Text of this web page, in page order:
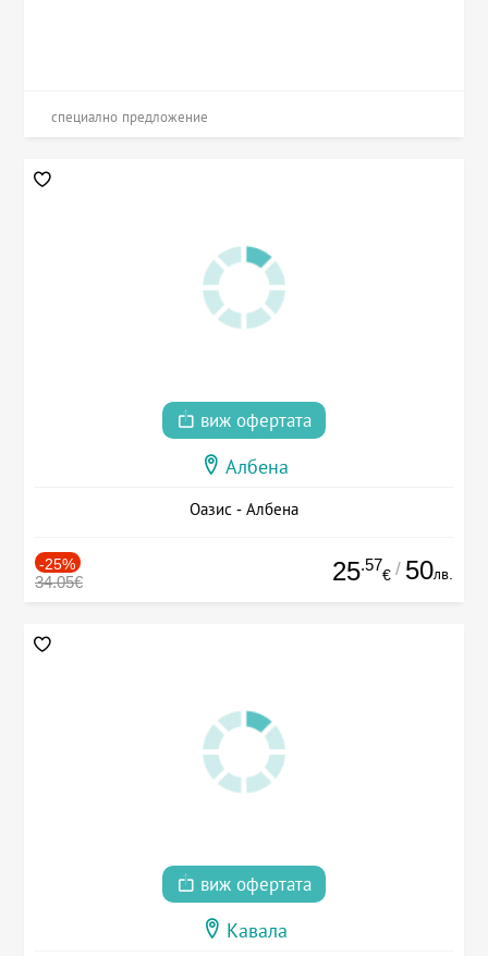
специално предложение
виж офертата
Албена
Оазис - Албена
-25%
34.05€ 25.57
€ / 50лв.
виж офертата
Кавала